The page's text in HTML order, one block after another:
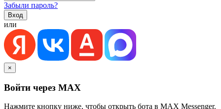
Забыли пароль?
или
×
Войти через MAX
Нажмите кнопку ниже, чтобы открыть бота в MAX Messenger.